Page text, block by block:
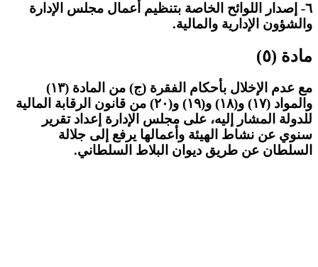
٦- إصدار اللوائح الخاصة بتنظيم أعمال مجلس الإدارة
والشؤون الإدارية والمالية.
مادة (٥)
مع عدم الإخلال بأحكام الفقرة (ج) من المادة (١٣)
والمواد (١٧) و(١٨) و(١٩) و(٢٠) من قانون الرقابة المالية
للدولة المشار إليه، على مجلس الإدارة إعداد تقرير
سنوي عن نشاط الهيئة وأعمالها يرفع إلى جلالة
السلطان عن طريق ديوان البلاط السلطاني.